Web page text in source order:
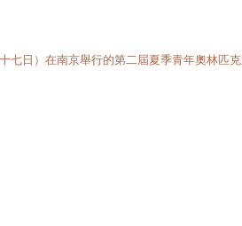
七日）在南京舉行的第二屆夏季青年奧林匹